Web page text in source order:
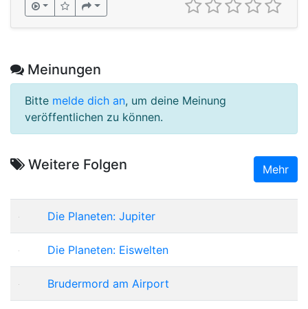
Meinungen
Bitte melde dich an, um deine Meinung
veröffentlichen zu können.
Weitere Folgen Mehr
Die Planeten: Jupiter
Die Planeten: Eiswelten
Brudermord am Airport